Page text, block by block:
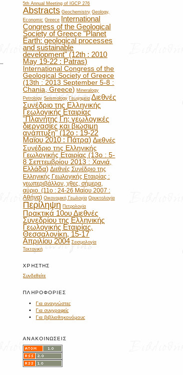
5th Annual Meeting of IGCP 276
Abstracts Geochemistry Geology,
Economic Greece
International
Congress of the Geological
Society of Greece "Planet
Earth: geological processes
and sustainable
development" (12th : 2010
May 19-22 : Patras)
International Congress of the
Geological Society of Greece
(13th : 2013 September 5-8 :
Chania, Greece) Mineralogy
Petrology Seismology Γεωχημεία Διεθνές
Συνέδριο της Ελληνικής
Γεωλογικής Εταιρίας
"Πλανήτης Γη: γεωλογικές
διεργασίες και βιώσιμη
ανάπτυξη" (12ο : 19-22
Μαϊου 2010 : Πάτρα) Διεθνές
Συνέδριο της Ελληνικής
Γεωλογικής Εταιρίας (13ο : 5-
8 Σεπτεμβρίου 2013 : Χανιά,
Ελλάδα) Διεθνές Συνέδριο της
Ελληνικής Γεωλογικής Εταιρίας :
γεωπεριβάλλον, χθες, σήμερα,
αύριο. (11ο : 24-26 Μαίου 2007 :
Αθήνα) Οικονομική Γεωλογία Ορυκτολογία
Περίληψη Πετρολογία
Πρακτικά 10ου Διεθνές
Συνεδρίου της Ελληνικής
Γεωλογικής Εταιρίας.
Θεσσαλονίκη, 15-17
Απριλίου 2004 Σεισμολογία
Τεκτονική
ΧΡΉΣΤΗΣ
Συνδεθείτε
ΠΛΗΡΟΦΟΡΊΕΣ
Για αναγνώστες
Για συγγραφείς
Για βιβλιοθηκονόμους
ΑΝΑΚΟΙΝΏΣΕΙΣ